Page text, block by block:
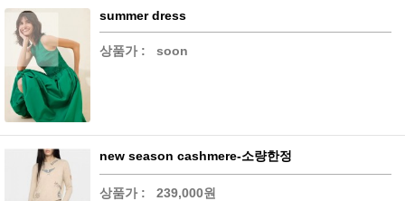
summer dress
상품가 : soon
new season cashmere-소량한정
상품가 :
239,000원